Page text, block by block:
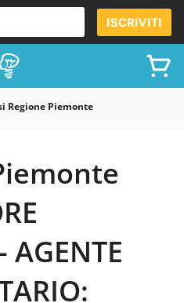
ISCRIVITI
Regione Piemonte
AGENTE